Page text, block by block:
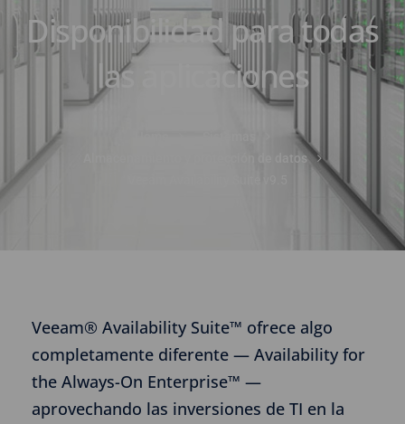
Disponibilidad para todas
las aplicaciones
Almacenamiento y protección de datos
Veeam® Availability Suite™ ofrece algo
completamente diferente — Availability for
the Always-On Enterprise™ —
aprovechando las inversiones de TI en la